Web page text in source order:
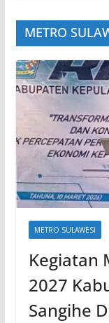
METRO
METRO SULAWESI
Kegiatan
2027
Sangihe